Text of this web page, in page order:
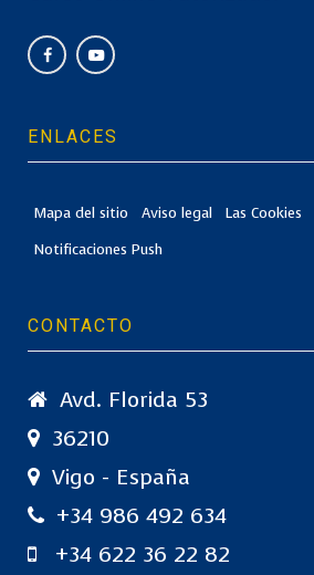
ENLACES
Mapa del sitio Aviso legal Las Cookies
Notificaciones Push
CONTACTO
Avd. Florida 53
36210
Vigo - España
+34 986 492 634
+34 622 36 22 82